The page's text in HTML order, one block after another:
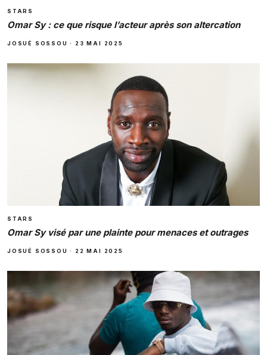
STARS
Omar Sy : ce que risque l’acteur après son altercation
JOSUÉ SOSSOU · 23 MAI 2025
STARS
Omar Sy visé par une plainte pour menaces et outrages
JOSUÉ SOSSOU · 22 MAI 2025